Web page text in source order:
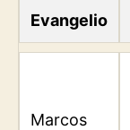
Evangelio
Marcos